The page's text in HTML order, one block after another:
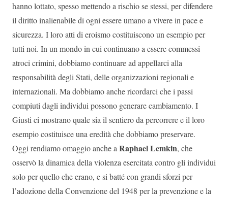
hanno lottato, spesso mettendo a rischio se stessi, per difendere
il diritto inalienabile di ogni essere umano a vivere in pace e
sicurezza. I loro atti di eroismo costituiscono un esempio per
tutti noi. In un mondo in cui continuano a essere commessi
atroci crimini, dobbiamo continuare ad appellarci alla
responsabilità degli Stati, delle organizzazioni regionali e
internazionali. Ma dobbiamo anche ricordarci che i passi
compiuti dagli individui possono generare cambiamento. I
Giusti ci mostrano quale sia il sentiero da percorrere e il loro
esempio costituisce una eredità che dobbiamo preservare.
Oggi rendiamo omaggio anche aRaphael Lemkin, che
osservò la dinamica della violenza esercitata contro gli individui
solo per quello che erano, e si batté con grandi sforzi per
l’adozione della Convenzione del 1948 per la prevenzione e la